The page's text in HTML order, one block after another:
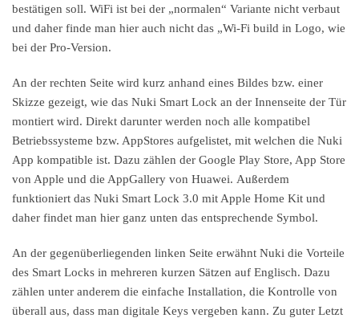
bestätigen soll. WiFi ist bei der „normalen“ Variante nicht verbaut
und daher finde man hier auch nicht das „Wi-Fi build in Logo, wie
bei der Pro-Version.
An der rechten Seite wird kurz anhand eines Bildes bzw. einer
Skizze gezeigt, wie das Nuki Smart Lock an der Innenseite der Tür
montiert wird. Direkt darunter werden noch alle kompatibel
Betriebssysteme bzw. AppStores aufgelistet, mit welchen die Nuki
App kompatible ist. Dazu zählen der Google Play Store, App Store
von Apple und die AppGallery von Huawei. Außerdem
funktioniert das Nuki Smart Lock 3.0 mit Apple Home Kit und
daher findet man hier ganz unten das entsprechende Symbol.
An der gegenüberliegenden linken Seite erwähnt Nuki die Vorteile
des Smart Locks in mehreren kurzen Sätzen auf Englisch. Dazu
zählen unter anderem die einfache Installation, die Kontrolle von
überall aus, dass man digitale Keys vergeben kann. Zu guter Letzt